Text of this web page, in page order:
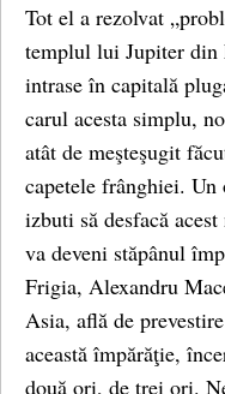
Tot el a rezolvat
templul lui Jupiter din
intrase în capitală
carul acesta simplu,
atât de meşteşugit
capetele frânghiei. Un
izbuti să desfacă
va deveni stăpânul
Frigia, Alexandru
Asia, află de
această împărăţie,
două ori, de trei ori.